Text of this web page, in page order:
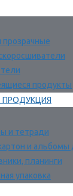
прозрачные
продукты
и тетради
и альбомы
планинги
упаковка